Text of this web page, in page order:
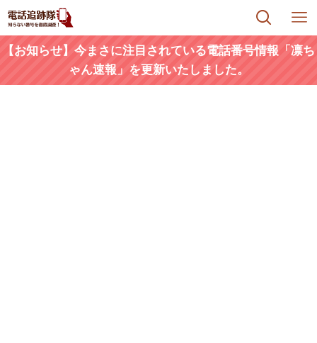
【お知らせ】今まさに注目されている電話番号情報「凛ち
ゃん速報」を更新いたしました。